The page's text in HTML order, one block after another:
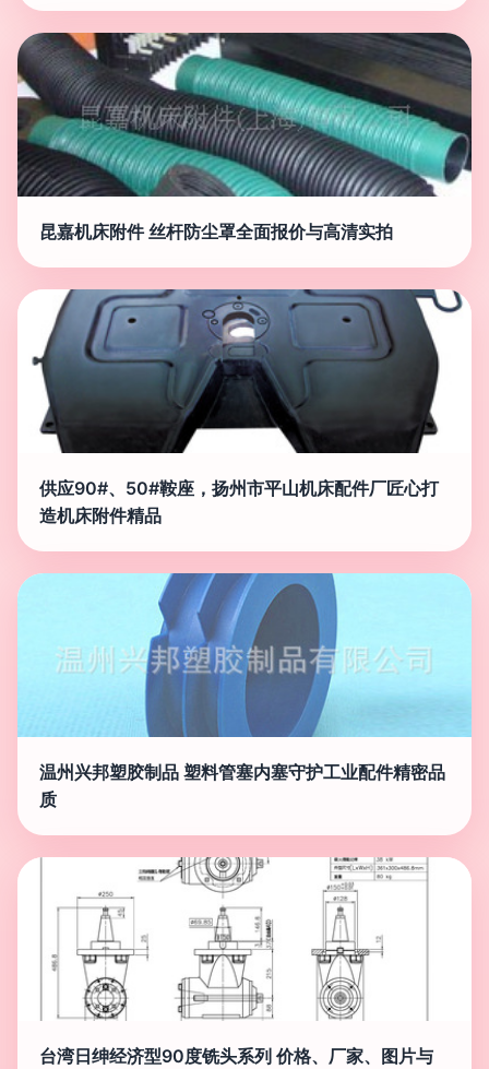
昆嘉机床附件 丝杆防尘罩全面报价与高清实拍
供应90#、50#鞍座，扬州市平山机床配件厂匠心打
造机床附件精品
温州兴邦塑胶制品 塑料管塞内塞守护工业配件精密品
质
台湾日绅经济型90度铣头系列 价格、厂家、图片与